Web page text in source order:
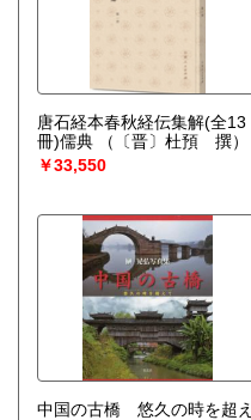
唐石経本春秋経伝集解(全13
冊)儒典
（〔晋〕杜預 撰）
￥33,550
中国の古橋 悠久の時を超え